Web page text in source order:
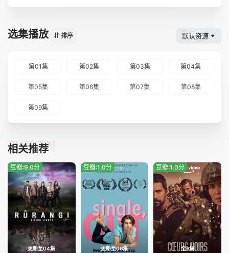
选集播放 排序 默认资源
第01集 第02集 第03集 第04集
第05集 第06集 第07集 第08集
第09集
相关推荐
TUIJIAN
更新至04集
豆瓣:9.0分
更新至06集
豆瓣:1.0分
全6集
豆瓣:1.0分